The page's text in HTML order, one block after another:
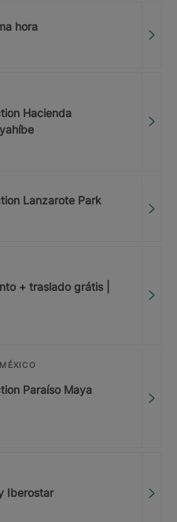
hora
Hacienda
Lanzarote Park
+ traslado grátis |
Paraíso Maya
Iberostar